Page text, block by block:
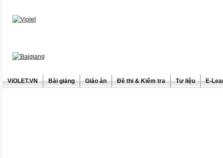
ViOLET.VN Bài giảng Giáo án Đề thi & Kiểm tra Tư liệu E-